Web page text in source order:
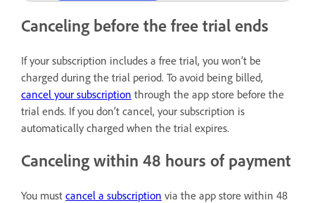
Canceling before the free trial ends
If your subscription includes a free trial, you won’t be
charged during the trial period. To avoid being billed,
cancel your subscription through the app store before the
trial ends. If you don’t cancel, your subscription is
automatically charged when the trial expires.
Canceling within 48 hours of payment
You must cancel a subscription via the app store within 48